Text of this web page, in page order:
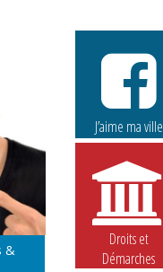
&
J’aime ma ville
Droits et
Démarches